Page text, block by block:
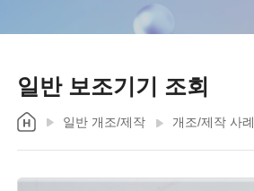
일반 보조기기 조회
일반 개조/제작 개조/제작 사례